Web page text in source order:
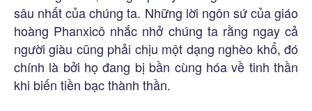
sâu nhất của chúng ta. Những lời ngôn sứ của giáo
hoàng Phanxicô nhắc nhở chúng ta rằng ngay cả
người giàu cũng phải chịu một dạng nghèo khổ, đó
chính là bởi họ đang bị bần cùng hóa về tinh thần
khi biến tiền bạc thành thần.